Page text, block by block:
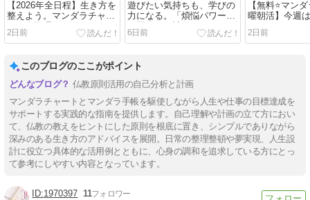
【2026年全日程】生き方を
整えよう。マンダラチャー
トで自己理解を深めるオン
ライン講座
2日前
遊びたい気持ちも、学びの
力になる。「煩悩パワー」
で夏休みを計画してみ
た！！
6日前
【無料⭐️マン
曜朝活】今週
(日)になりま
なく！
2日前
このブログのここがポイント
仏教原則活用の自己分析と計画
マンダラチャートとマンダラ手帳を駆使しながら人生や仕事の目標達成を
サポートする実践的な指南を提供します。自己理解や計画の立て方におい
て、仏教の教えをヒントにした原則を根底に置き、シンプルでありながら
深みのある生き方のアドバイスを展開。日常の整理整頓や夢実現、人生設
計に役立つ具体的な活用例とともに、心身の調和を追求している方にとっ
て参考にしやすい内容となっています。
1970397 11